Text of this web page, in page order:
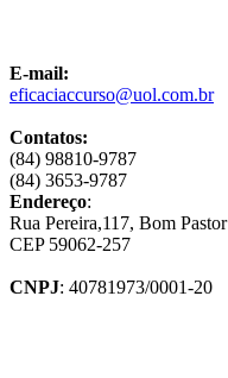
E-mail:
eficaciaccurso@uol.com.br
Contatos:
(84) 98810-9787
(84) 3653-9787
Endereço:
Rua Pereira,117, Bom Pastor
CEP 59062-257
CNPJ: 40781973/0001-20